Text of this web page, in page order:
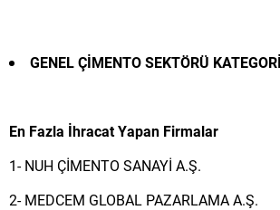
GENEL ÇİMENTO SEKTÖRÜ
En Fazla İhracat Yapan Firmalar
1- NUH ÇİMENTO SANAYİ A.Ş.
2- MEDCEM GLOBAL PAZARLAMA A.Ş.